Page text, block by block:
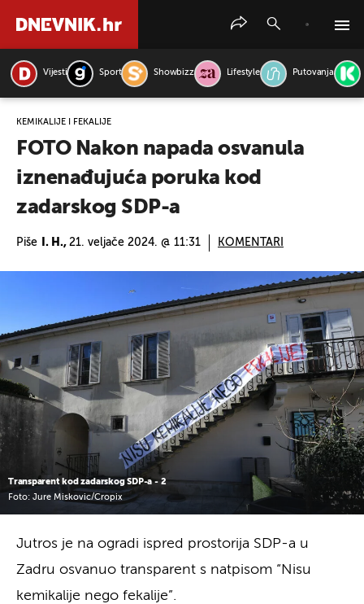
Vijesti Sport Showbizz Lifestyle Putovanja
KEMIKALIJE I FEKALIJE
FOTO Nakon napada osvanula
iznenađujuća poruka kod
zadarskog SDP-a
Piše I. H., 21. veljače 2024. @ 11:31 KOMENTARI
Transparent kod zadarskog SDP-a - 2
Foto: Jure Miskovic/Cropix
Jutros je na ogradi ispred prostorija SDP-a u
Zadru osvanuo transparent s natpisom “Nisu
kemikalije nego fekalije”.
PRETRAŽITE VIJESTI